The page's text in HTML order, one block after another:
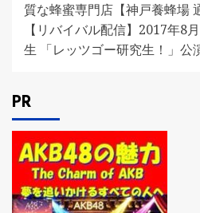
質な蜂蜜専門店【神戸養蜂場
【リバイバル配信】2017年8
生 「レッツゴー研究生！」公
PR